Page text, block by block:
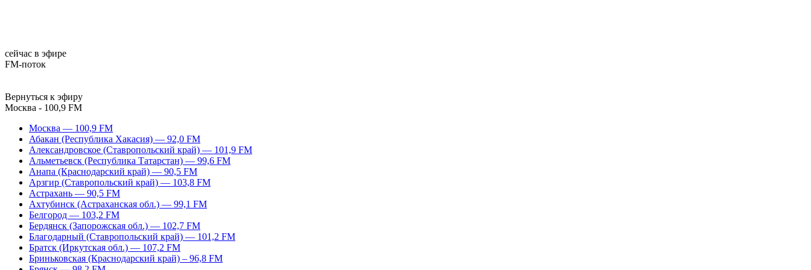
сейчас в эфире
FM-поток
Вернуться к эфиру
Москва - 100,9 FM
Москва — 100,9 FM
Абакан (Республика Хакасия) — 92,0 FM
Александровское (Ставропольский край) — 101,9 FM
Альметьевск (Республика Татарстан) — 99,6 FM
Анапа (Краснодарский край) — 90,5 FM
Арзгир (Ставропольский край) — 103,8 FM
Астрахань — 90,5 FM
Ахтубинск (Астраханская обл.) — 99,1 FM
Белгород — 103,2 FM
Бердянск (Запорожская обл.) — 102,7 FM
Благодарный (Ставропольский край) — 101,2 FM
Братск (Иркутская обл.) — 107,2 FM
Бриньковская (Краснодарский край) – 96,8 FM